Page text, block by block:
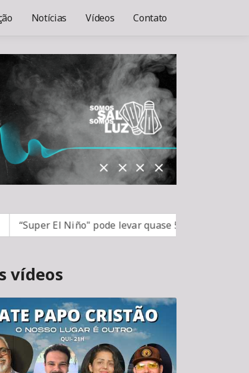
Notícias Vídeos Contato
El Niño" pode levar quase 50 milhões de
vídeos